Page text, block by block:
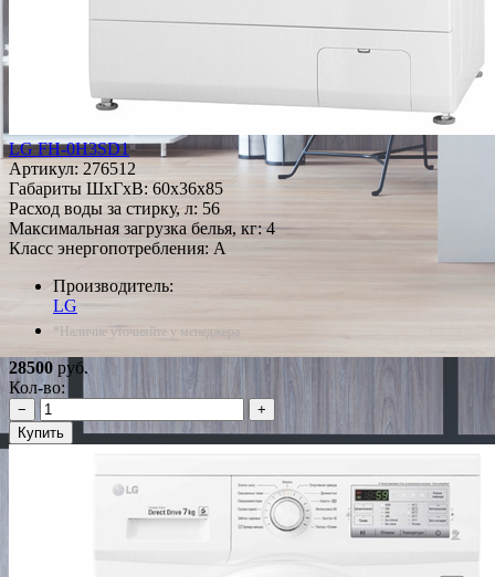
LG FH-0H3SD1
Артикул: 276512
Габариты ШxГxВ: 60x36x85
Расход воды за стирку, л: 56
Максимальная загрузка белья, кг: 4
Класс энергопотребления: A
Производитель:
LG
*Наличие уточняйте у менеджера
28500 руб.
Кол-во:
−
+
Купить